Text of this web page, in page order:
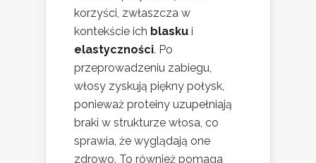
korzyści, zwłaszcza w
kontekście ich blasku i
elastyczności. Po
przeprowadzeniu zabiegu,
włosy zyskują piękny połysk,
ponieważ proteiny uzupełniają
braki w strukturze włosa, co
sprawia, że wyglądają one
zdrowo. To również pomaga